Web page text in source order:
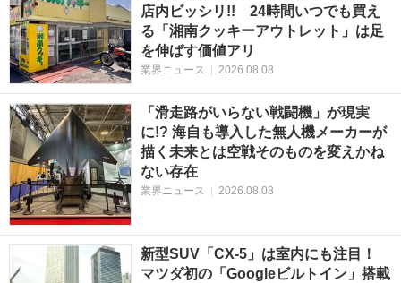
店内ビッシリ!! 24時間いつでも買え
る「湘南クッキーアウトレット」は足
を伸ばす価値アリ
業界ニュース | 2026.08.08
「滑走路がいらない戦闘機」が現実
に!? 海自も導入した無人機メーカーが
描く未来とは空戦そのものを変えかね
ない存在
業界ニュース 2026.08.08
新型SUV「CX-5」は室内にも注目！
マツダ初の「Googleビルトイン」搭載